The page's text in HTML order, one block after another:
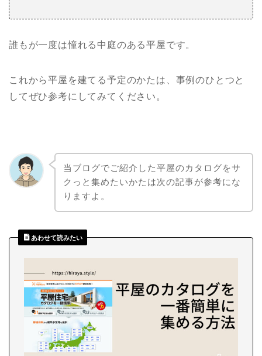
誰もが一度は憧れる中庭のある平屋です。
これから平屋を建てる予定のかたは、事例のひとつと
してぜひ参考にしてみてください。
当ブログでご紹介した平屋のカタログをサ
クっと集めたいかたは次の記事が参考にな
りますよ。
あわせて読みたい